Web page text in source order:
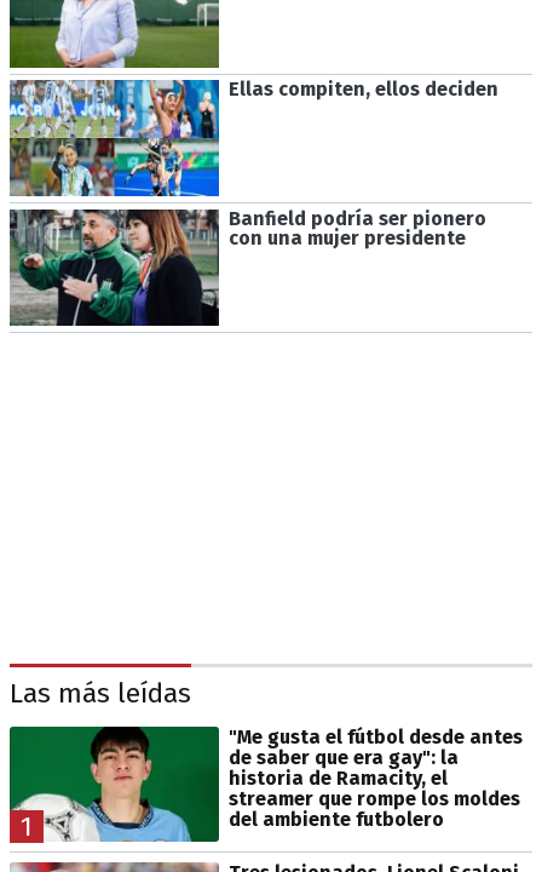
Ellas compiten, ellos deciden
Banfield podría ser pionero
con una mujer presidente
Las más leídas
1
"Me gusta el fútbol desde antes
de saber que era gay": la
historia de Ramacity, el
streamer que rompe los moldes
del ambiente futbolero